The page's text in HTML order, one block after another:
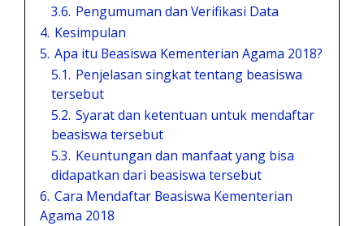
3.6. Pengumuman dan Verifikasi Data
4. Kesimpulan
5. Apa itu Beasiswa Kementerian Agama 2018?
5.1. Penjelasan singkat tentang beasiswa
tersebut
5.2. Syarat dan ketentuan untuk mendaftar
beasiswa tersebut
5.3. Keuntungan dan manfaat yang bisa
didapatkan dari beasiswa tersebut
6. Cara Mendaftar Beasiswa Kementerian
Agama 2018